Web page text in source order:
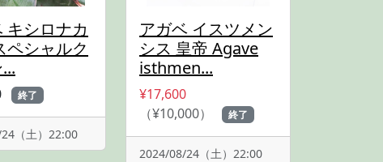
キシロナカ
ペシャルク
終了
（土）22:00
アガベ イスツメン
シス 皇帝 Agave
isthmen...
¥17,600
（¥10,000）
終了
2024/08/24（土）22:00